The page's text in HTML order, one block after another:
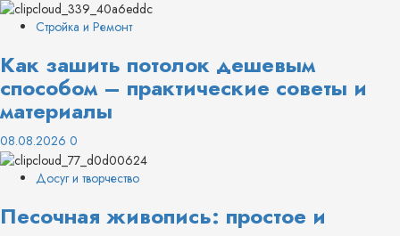
Стройка и Ремонт
Как зашить потолок дешевым
способом – практические советы и
материалы
08.08.2026 0
Досуг и творчество
Песочная живопись: простое и